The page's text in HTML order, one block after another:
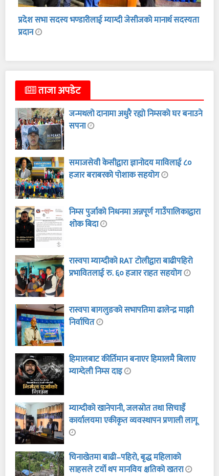
प्रदेश सभा सदस्य भण्डारीलाई म्याग्दी जेसीजको मानार्थ सदस्यता
प्रदान
ताजा अपडेट
जन्मथलो दानामा अधुरै रह्यो निम्सको घर बनाउने
सपना
समाजसेवी केसीद्वारा ज्ञानोदय माविलाई ८०
हजार बराबरको पोशाक सहयोग
निम्स पुर्जाको निधनमा अन्नपूर्ण गाउँपालिकाद्वारा
शोक बिदा
रास्वपा म्याग्दीको RAT टोलीद्वारा बाढीपहिरो
प्रभावितलाई रु. ६० हजार राहत सहयोग
रास्वपा बागलुङको सभापतिमा ढालेन्द्र माझी
निर्वाचित
हिमालबाट कीर्तिमान बनाएर हिमालमै बिलाए
म्याग्देली निम्स दाइ
म्याग्दीको खानेपानी, जलस्रोत तथा सिचाइँ
कार्यालयमा एकीकृत व्यवस्थापन प्रणाली लागू
चिनाखेतमा बाढी–पहिरो, बृद्ध महिलाको
साहसले टर्यो थप मानविय क्षतिको खतरा